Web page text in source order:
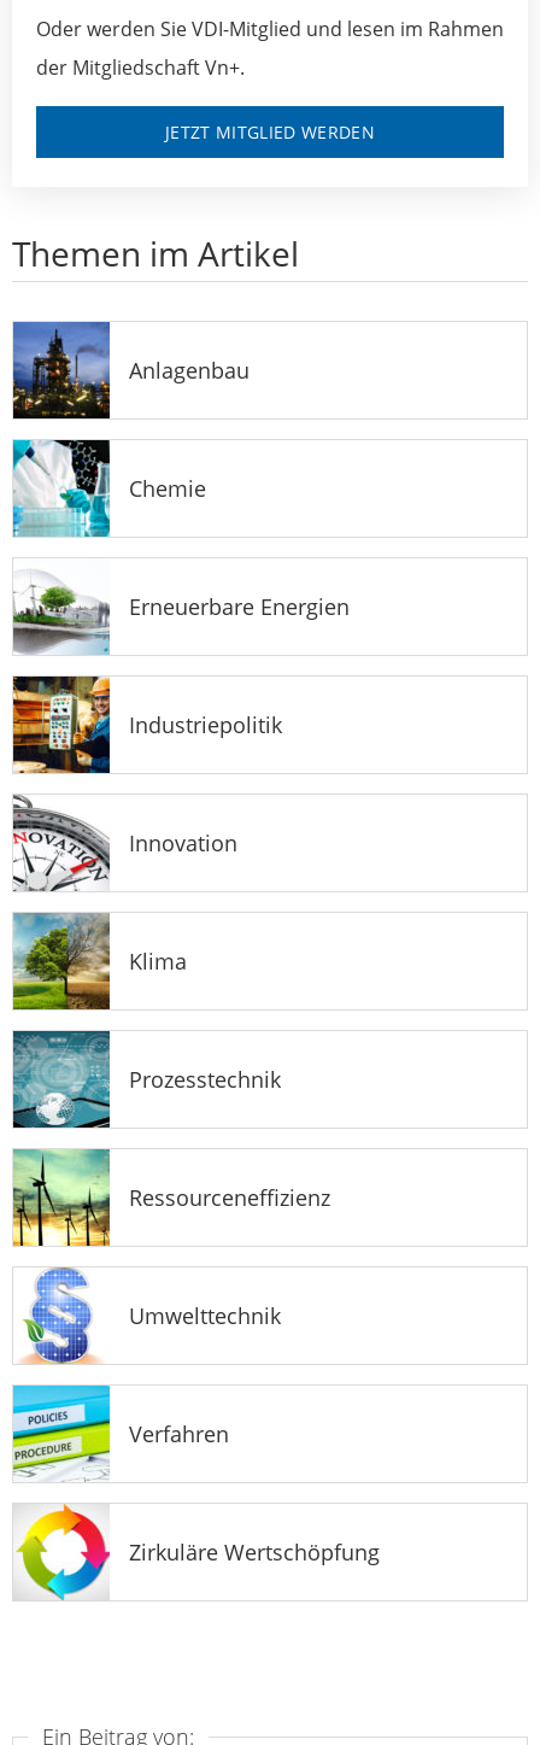
Oder werden Sie VDI-Mitglied und lesen im Rahmen
der Mitgliedschaft Vn+.
JETZT MITGLIED WERDEN
Themen im Artikel
Anlagenbau
Chemie
Erneuerbare Energien
Industriepolitik
Innovation
Klima
Prozesstechnik
Ressourceneffizienz
Umwelttechnik
Verfahren
Zirkuläre Wertschöpfung
Ein Beitrag von: